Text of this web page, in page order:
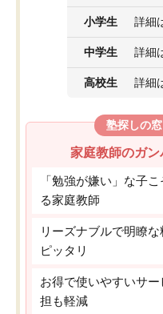
小学生 詳細
中学生 詳細
高校生 詳細
塾探しの
家庭教師のガ
「勉強が嫌い」な子
る家庭教師
リーズナブルで明瞭
ピッタリ
お得で使いやすいサ
担も軽減